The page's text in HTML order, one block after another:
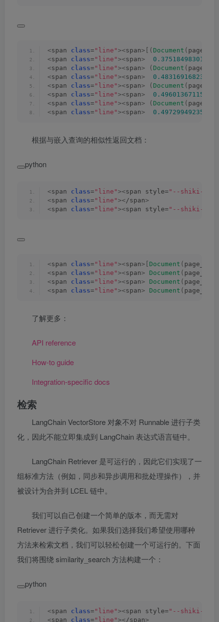
<span class= "line"><span>[( Document (
<span class= "line"><span>
<span class= "line"><span> ( Document (
<span class= "line"><span>
<span class= "line"><span> ( Document (
<span class= "line"><span>
<span class= "line"><span> ( Document (
<span class= "line"><span>
根据与嵌入查询的相似性返回文档：
python
<span class= "line"><span style= "--shiki-
<span class= "line">< /span>
<span class= "line"><span style= "--shiki-
<span class= "line"><span>[ Document (
<span class= "line"><span> Document (
<span class= "line"><span> Document (
<span class= "line"><span> Document (
了解更多：
API reference
How-to guide
Integration-specific docs
检索
LangChain VectorStore 对象不对 Runnable 进行子类
化，因此不能立即集成到 LangChain 表达式语言链中。
LangChain Retriever 是可运行的，因此它们实现了一
组标准方法（例如，同步和异步调用和批处理操作），并
被设计为合并到 LCEL 链中。
我们可以自己创建一个简单的版本，而无需对
Retriever 进行子类化。如果我们选择我们希望使用哪种
方法来检索文档，我们可以轻松创建一个可运行的。下面
我们将围绕 similarity_search 方法构建一个：
python
<span class= "line"><span style= "--shiki-
<span class= "line">< /span>